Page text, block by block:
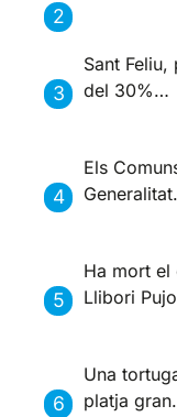
Sant
del 30%…
Els
Ha mort
Llibori
Una
platja